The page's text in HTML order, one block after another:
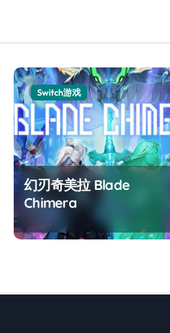
Switch游戏
幻刃奇美拉 Blade
Chimera